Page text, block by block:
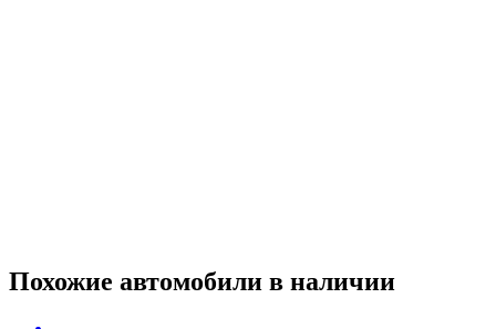
Похожие автомобили в наличии